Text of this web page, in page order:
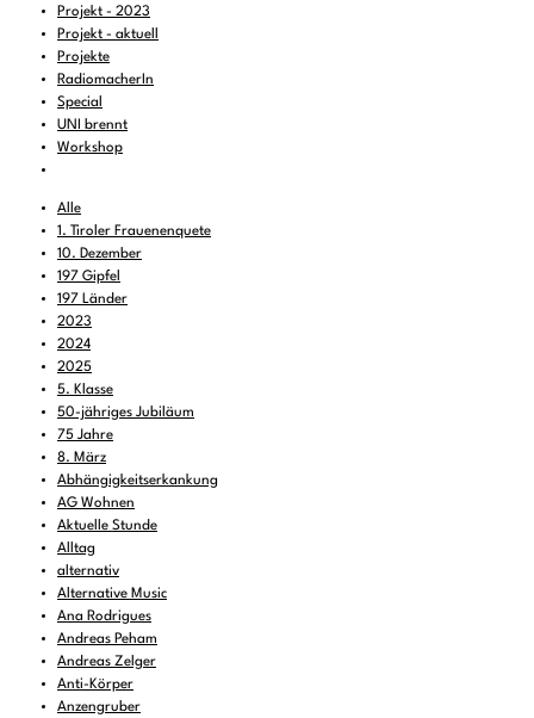
Projekt - 2023
Projekt - aktuell
Projekte
RadiomacherIn
Special
UNI brennt
Workshop
Alle
1. Tiroler Frauenenquete
10. Dezember
197 Gipfel
197 Länder
2023
2024
2025
5. Klasse
50-jähriges Jubiläum
75 Jahre
8. März
Abhängigkeitserkankung
AG Wohnen
Aktuelle Stunde
Alltag
alternativ
Alternative Music
Ana Rodrigues
Andreas Peham
Andreas Zelger
Anti-Körper
Anzengruber